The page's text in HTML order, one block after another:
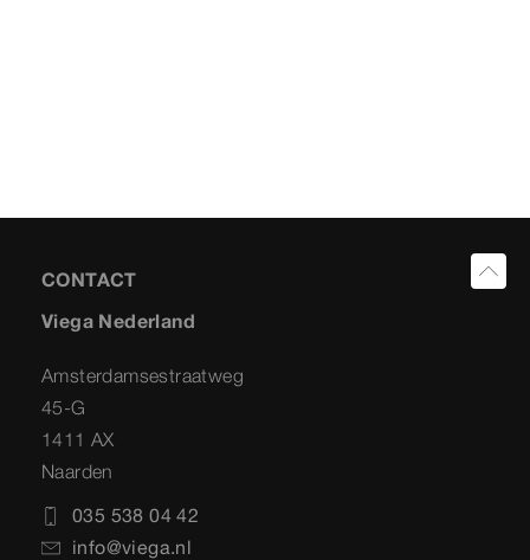
CONTACT
Viega Nederland
Amsterdamsestraatweg
45-G
1411 AX
Naarden
035 538 04 42
info@viega.nl